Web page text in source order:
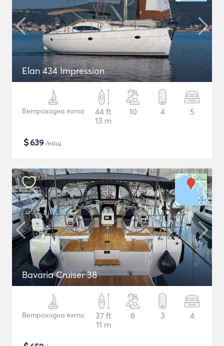
Elan 434 Impression
Ветроходна яхта
44 ft
13 m
10 4 5
$639 /нощ
Bavaria Cruiser 38
Ветроходна яхта
37 ft
11 m
8 3 4